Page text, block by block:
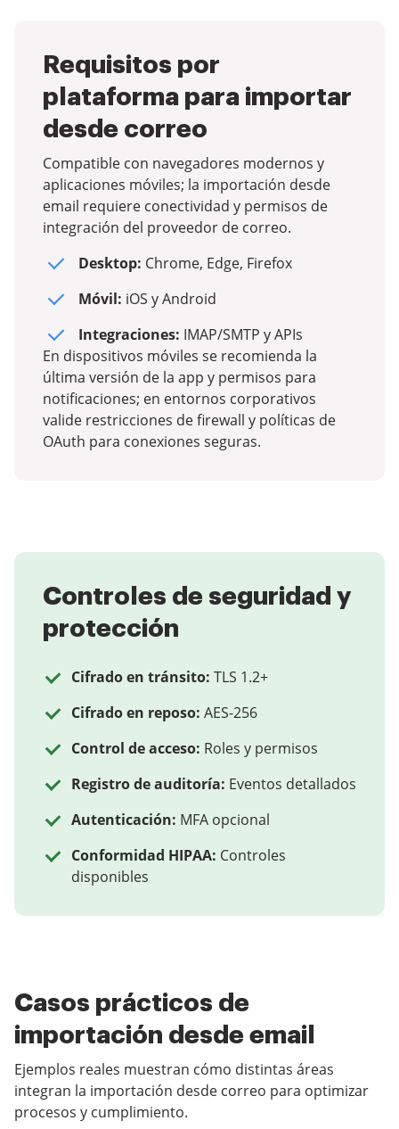
Requisitos por
plataforma para importar
desde correo
Compatible con navegadores modernos y
aplicaciones móviles; la importación desde
email requiere conectividad y permisos de
integración del proveedor de correo.
Desktop: Chrome, Edge, Firefox
Móvil: iOS y Android
Integraciones: IMAP/SMTP y APIs
En dispositivos móviles se recomienda la
última versión de la app y permisos para
notificaciones; en entornos corporativos
valide restricciones de firewall y políticas de
OAuth para conexiones seguras.
Controles de seguridad y
protección
Cifrado en tránsito: TLS 1.2+
Cifrado en reposo: AES-256
Control de acceso: Roles y permisos
Registro de auditoría: Eventos detallados
Autenticación: MFA opcional
Conformidad HIPAA: Controles
disponibles
Casos prácticos de
importación desde email
Ejemplos reales muestran cómo distintas áreas
integran la importación desde correo para optimizar
procesos y cumplimiento.